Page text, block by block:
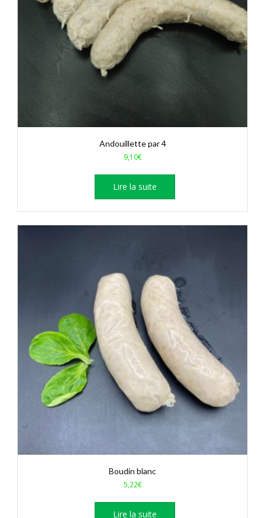
Andouillette par 4
9,10€
Lire la suite
Boudin blanc
5,22€
Lire la suite